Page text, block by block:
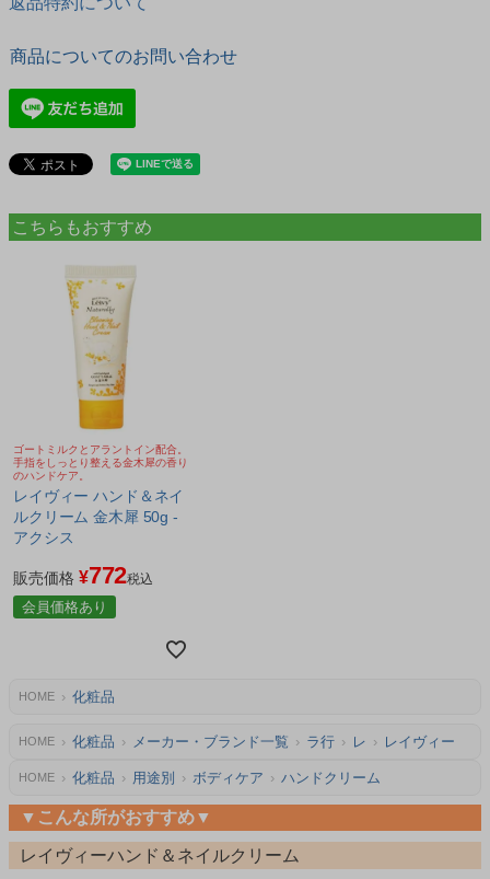
商品についてのお問い合わせ
こちらもおすすめ
ゴートミルクとアラントイン配合。
手指をしっとり整える金木犀の香り
のハンドケア。
レイヴィー ハンド＆ネイ
ルクリーム 金木犀 50g -
アクシス
販売価格 ¥772税込
会員価格あり
HOME 化粧品
HOME 化粧品 メーカー・ブランド一覧 ラ行 レ レイヴィー
HOME 化粧品 用途別 ボディケア ハンドクリーム
▼こんな所がおすすめ▼
レイヴィーハンド＆ネイルクリーム